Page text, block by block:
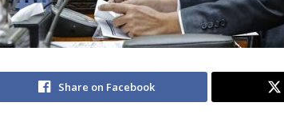
Share on Facebook